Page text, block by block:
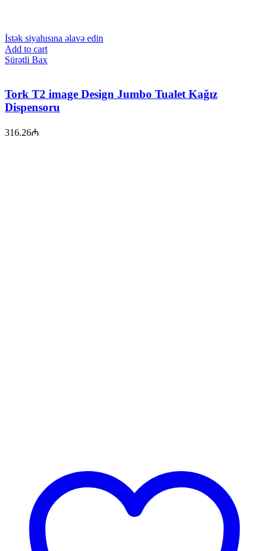
İstək siyahısına əlavə edin
Add to cart
Sürətli Bax
Tork T2 image Design Jumbo Tualet Kağız
Dispensoru
316.26₼